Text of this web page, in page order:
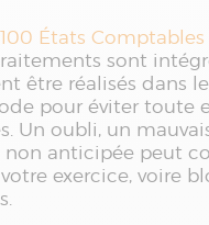
États
sont
être réalisés dans
pour éviter toute
Un oubli, un
non anticipée peut
exercice, voire